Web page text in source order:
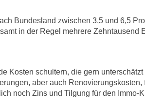
Bundesland zwischen 3,5 und 6,5
in der Regel mehrere Zehntausend
Kosten schultern, die gern
aber auch Renovierungskosten,
noch Zins und Tilgung für den Immo-